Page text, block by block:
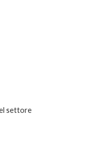
settore